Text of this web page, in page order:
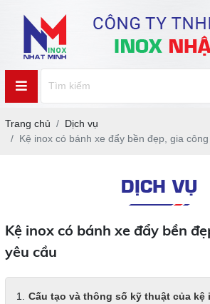
Trang chủ
Dịch vụ
Kệ inox có bánh xe đẩy bền đẹp, gia
DỊCH VỤ
Kệ inox có bánh xe đẩy bền
yêu cầu
Cấu tạo và thông số kỹ thuật của kệ